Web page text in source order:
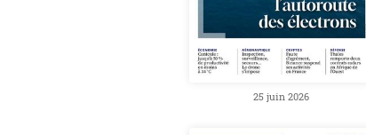
25 juin 2026